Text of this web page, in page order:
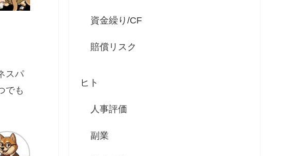
スパ
でも
資金繰り/CF
賠償リスク
ヒト
人事評価
副業